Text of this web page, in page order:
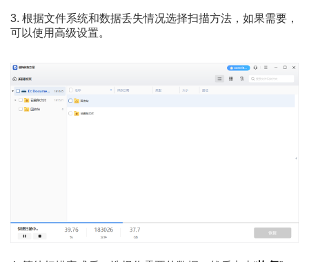
3. 根据文件系统和数据丢失情况选择扫描方法，如果需要，
可以使用高级设置。